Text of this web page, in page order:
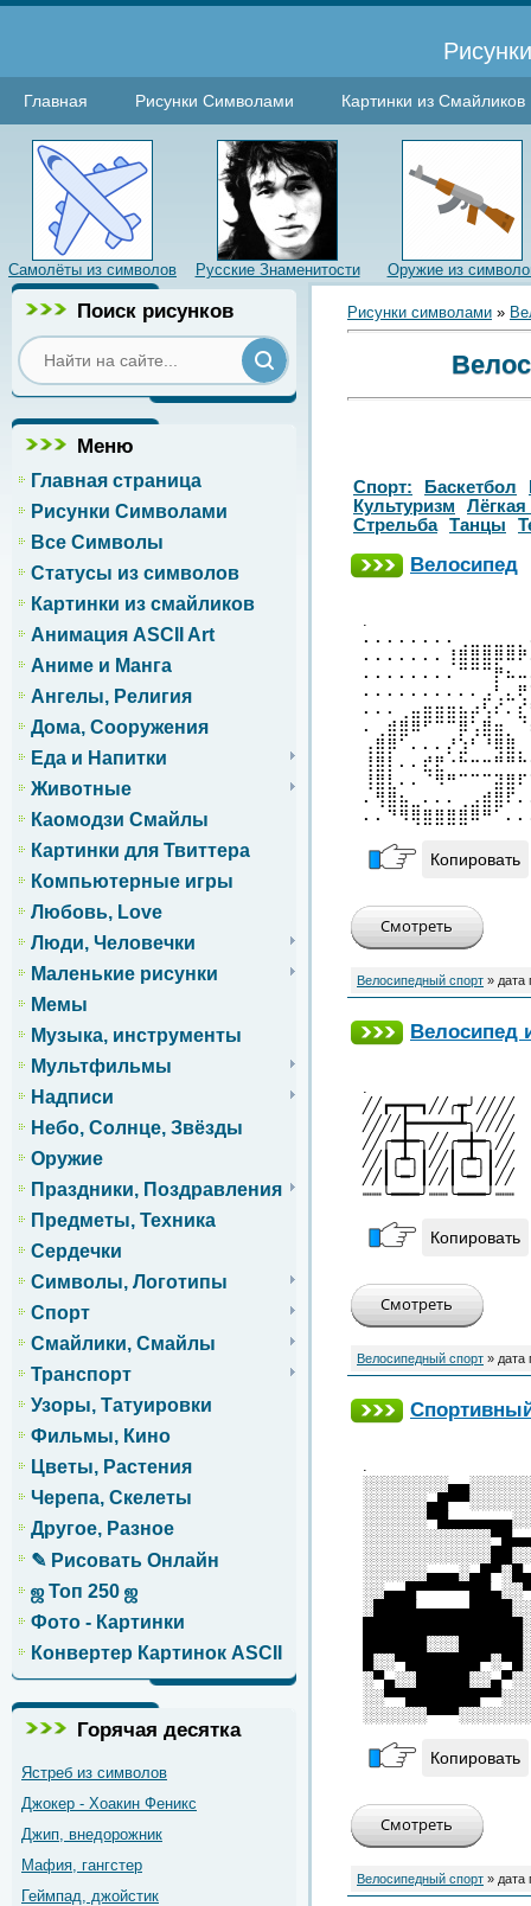
Главная Рисунки Символами Картинки из Смайликов
Самолёты из символов Русские Знаменитости Оружие из
Поиск рисунков
Меню
Главная страница
Рисунки Символами
Все Символы
Статусы из символов
Картинки из смайликов
Анимация ASCII Art
Аниме и Манга
Ангелы, Религия
Дома, Сооружения
Еда и Напитки
Животные
Каомодзи Смайлы
Картинки для Твиттера
Компьютерные игры
Любовь, Love
Люди, Человечки
Маленькие рисунки
Мемы
Музыка, инструменты
Мультфильмы
Надписи
Небо, Солнце, Звёзды
Оружие
Праздники, Поздравления
Предметы, Техника
Сердечки
Символы, Логотипы
Спорт
Смайлики, Смайлы
Транспорт
Узоры, Татуировки
Фильмы, Кино
Цветы, Растения
Черепа, Скелеты
Другое, Разное
✎ Рисовать Онлайн
ஜ Топ 250 ஜ
Фото - Картинки
Конвертер Картинок ASCII
Горячая десятка
Ястреб из символов
Джокер - Хоакин Феникс
Джип, внедорожник
Мафия, гангстер
Геймпад, джойстик
Рисунки символами »
Спорт: Баскетбол
Культуризм
Лёгкая
Стрельба
Танцы
Велосипед
Копировать
Велосипедный спорт » дата
Велосипед
╱╱┏━┳━┓╱╱╭┳╯╱╱╱╱
╱╱╱╱┣━━━━━┻╮╱╱╱╱
╱╱╭━╋━╮╱╱╭━╋━╮╱╱
╱╱┃╭┻╮┃╱╱┃╭┻╮┃╱╱
╱╱┃╰━╯┃╱╱┃╰━╯┃╱╱
┉┉╰━━━╯┉┉╰━━━╯┉┉
Копировать
Велосипедный спорт » дата
Копировать
Велосипедный спорт » дата